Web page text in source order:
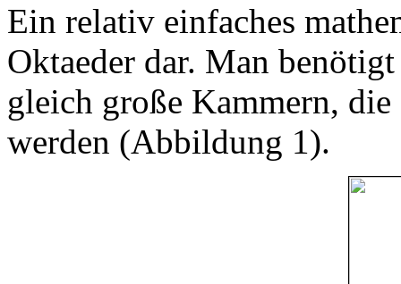
Ein relativ einfaches
Oktaeder dar. Man
gleich große Kammern,
werden (Abbildung 1).